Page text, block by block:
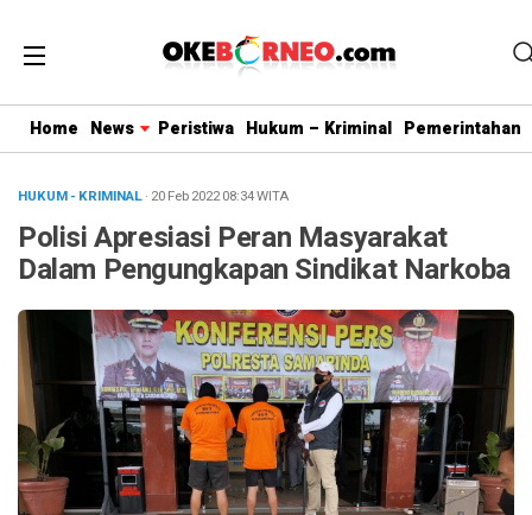
Home News Peristiwa Hukum – Kriminal Pemerintahan
HUKUM - KRIMINAL· 20 Feb 202208:34WITA
Polisi Apresiasi Peran Masyarakat
Dalam Pengungkapan Sindikat Narkoba